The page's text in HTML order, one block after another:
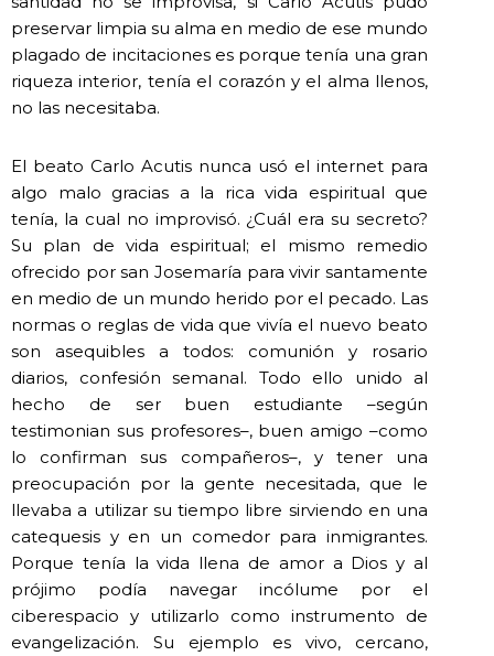
preservar limpia su alma en medio de ese mundo
plagado de incitaciones es porque tenía una gran
riqueza interior, tenía el corazón y el alma llenos,
no las necesitaba.
El beato Carlo Acutis nunca usó el internet para
algo malo gracias a la rica vida espiritual que
tenía, la cual no improvisó. ¿Cuál era su secreto?
Su plan de vida espiritual; el mismo remedio
ofrecido por san Josemaría para vivir santamente
en medio de un mundo herido por el pecado. Las
normas o reglas de vida que vivía el nuevo beato
son asequibles a todos: comunión y rosario
diarios, confesión semanal. Todo ello unido al
hecho de ser buen estudiante –según
testimonian sus profesores–, buen amigo –como
lo confirman sus compañeros–, y tener una
preocupación por la gente necesitada, que le
llevaba a utilizar su tiempo libre sirviendo en una
catequesis y en un comedor para inmigrantes.
Porque tenía la vida llena de amor a Dios y al
prójimo podía navegar incólume por el
ciberespacio y utilizarlo como instrumento de
evangelización. Su ejemplo es vivo, cercano,